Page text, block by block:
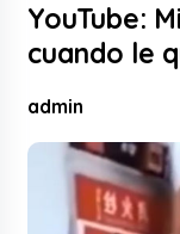
YouTube:
cuando le
admin